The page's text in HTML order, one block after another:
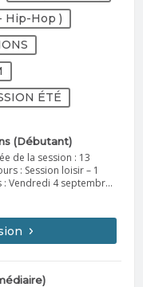
Hip-Hop )
ÉTÉ
(Débutant)
de la session : 13
: Session loisir – 1
Vendredi 4 septembre
le début de la
toutes les
DM